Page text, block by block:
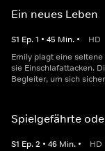
Ein neues Leben
S1 Ep.1 • 45 Min. • HD
Emily plagt eine
sie Einschlafattacken.
Begleiter, um sich
Spielgefährte
S1 Ep.2 • 46 Min. • HD